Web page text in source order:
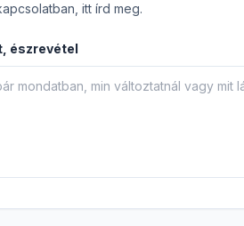
itt írd meg.
észrevétel